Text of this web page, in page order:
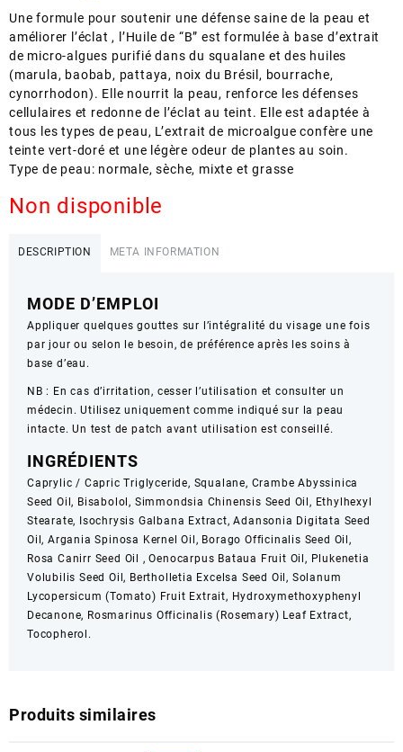
Une formule pour soutenir une défense saine de la peau et
améliorer l’éclat , l’Huile de “B” est formulée à base d’extrait
de micro-algues purifié dans du squalane et des huiles
(marula, baobab, pattaya, noix du Brésil, bourrache,
cynorrhodon). Elle nourrit la peau, renforce les défenses
cellulaires et redonne de l’éclat au teint. Elle est adaptée à
tous les types de peau, L’extrait de microalgue confère une
teinte vert-doré et une légère odeur de plantes au soin.
Type de peau: normale, sèche, mixte et grasse
Non disponible
DESCRIPTION META INFORMATION
MODE D’EMPLOI
Appliquer quelques gouttes sur l’intégralité du visage une fois
par jour ou selon le besoin, de préférence après les soins à
base d’eau.
NB : En cas d’irritation, cesser l’utilisation et consulter un
médecin. Utilisez uniquement comme indiqué sur la peau
intacte. Un test de patch avant utilisation est conseillé.
INGRÉDIENTS
Caprylic / Capric Triglyceride, Squalane, Crambe Abyssinica
Seed Oil, Bisabolol, Simmondsia Chinensis Seed Oil, Ethylhexyl
Stearate, Isochrysis Galbana Extract, Adansonia Digitata Seed
Oil, Argania Spinosa Kernel Oil, Borago Officinalis Seed Oil,
Rosa Canirr Seed Oil , Oenocarpus Bataua Fruit Oil, Plukenetia
Volubilis Seed Oil, Bertholletia Excelsa Seed Oil, Solanum
Lycopersicum (Tomato) Fruit Extrait, Hydroxymethoxyphenyl
Decanone, Rosmarinus Officinalis (Rosemary) Leaf Extract,
Tocopherol.
Produits similaires